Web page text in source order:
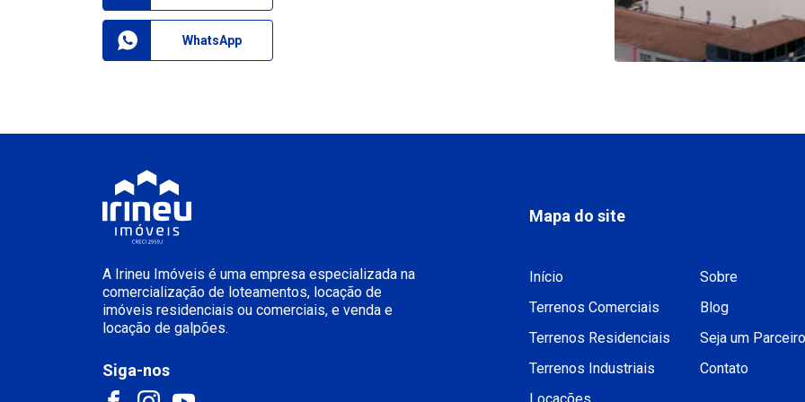
WhatsApp
A Irineu Imóveis é uma empresa especializada na
comercialização de loteamentos, locação de
imóveis residenciais ou comerciais, e venda e
locação de galpões.
Siga-nos
Mapa do site
Início
Terrenos Comerciais
Terrenos Residenciais
Terrenos Industriais
Sobre
Blog
Seja um Parceiro
Contato